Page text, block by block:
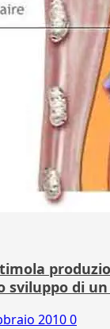
sviluppo di
20100